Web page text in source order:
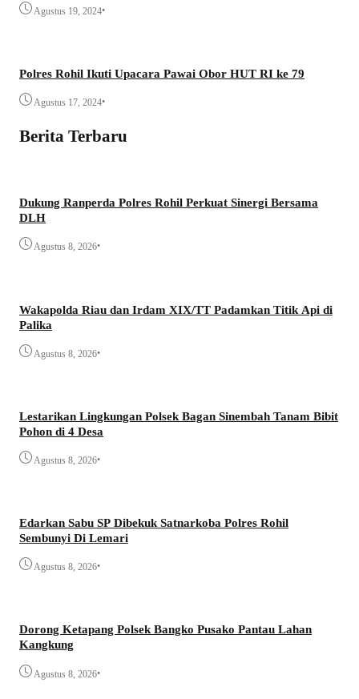
Agustus 19, 2024•
Polres Rohil Ikuti Upacara Pawai Obor HUT RI ke 79
Agustus 17, 2024•
Berita Terbaru
Dukung Ranperda Polres Rohil Perkuat Sinergi Bersama
DLH
Agustus 8, 2026•
Wakapolda Riau dan Irdam XIX/TT Padamkan Titik Api di
Palika
Agustus 8, 2026•
Lestarikan Lingkungan Polsek Bagan Sinembah Tanam Bibit
Pohon di 4 Desa
Agustus 8, 2026•
Edarkan Sabu SP Dibekuk Satnarkoba Polres Rohil
Sembunyi Di Lemari
Agustus 8, 2026•
Dorong Ketapang Polsek Bangko Pusako Pantau Lahan
Kangkung
Agustus 8, 2026•